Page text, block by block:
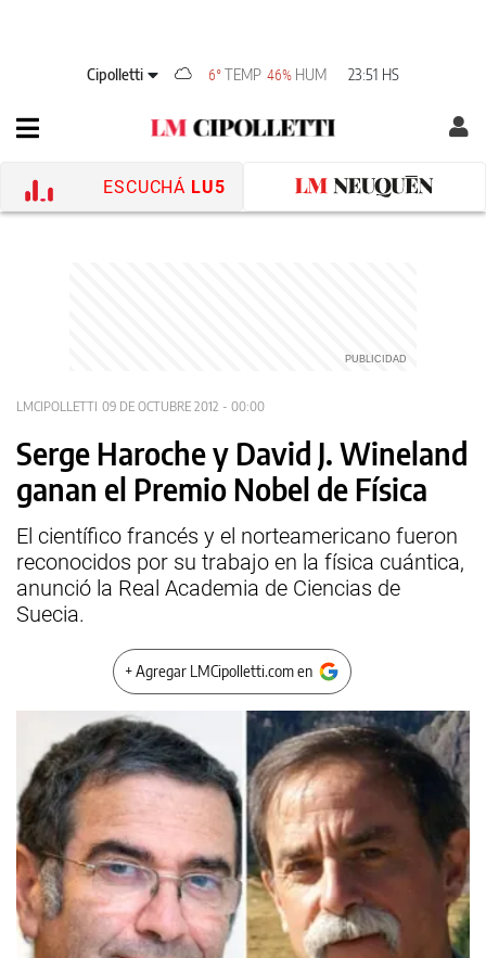
Cipolletti 6°TEMP 46% HUM 23:51 HS
ESCUCHÁ LU5
LMCIPOLLETTI 09 DE OCTUBRE 2012 - 00:00
Serge Haroche y David J. Wineland
ganan el Premio Nobel de Física
El científico francés y el norteamericano fueron
reconocidos por su trabajo en la física cuántica,
anunció la Real Academia de Ciencias de
Suecia.
+ Agregar LMCipolletti.com en